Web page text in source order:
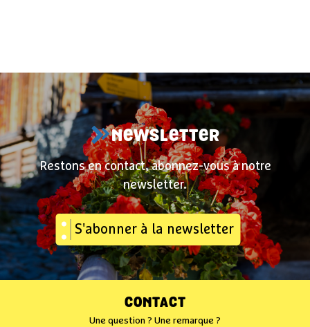
NEWSLETTER
Restons en contact, abonnez-vous à notre
newsletter.
S'abonner à la newsletter
CONTACT
Une question ? Une remarque ?